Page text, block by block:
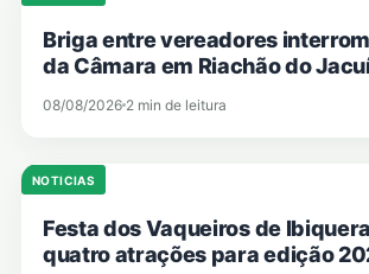
Briga entre vereadores
da Câmara em Riachão do
08/08/2026 2 min de leitura
NOTICIAS
Festa dos Vaqueiros de
quatro atrações para edição